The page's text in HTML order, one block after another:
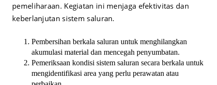
pemeliharaan. Kegiatan ini menjaga efektivitas dan
keberlanjutan sistem saluran.
Pembersihan berkala saluran untuk menghilangkan
akumulasi material dan mencegah penyumbatan.
Pemeriksaan kondisi sistem saluran secara berkala untuk
mengidentifikasi area yang perlu perawatan atau